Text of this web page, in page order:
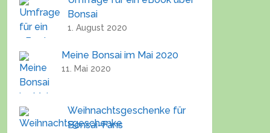
Bonsai
1. August 2020
Meine Bonsai im Mai 2020
11. Mai 2020
Weihnachtsgeschenke für
Bonsai-Fans